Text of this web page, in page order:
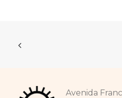
Avenida